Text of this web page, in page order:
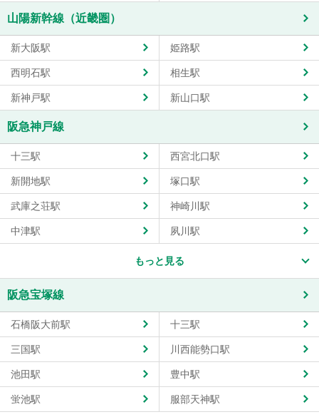
山陽新幹線（近畿圏）
新大阪駅 姫路駅
西明石駅 相生駅
新神戸駅 新山口駅
阪急神戸線
十三駅 西宮北口駅
新開地駅 塚口駅
武庫之荘駅 神崎川駅
中津駅 夙川駅
もっと見る
阪急宝塚線
石橋阪大前駅 十三駅
三国駅 川西能勢口駅
池田駅 豊中駅
蛍池駅 服部天神駅